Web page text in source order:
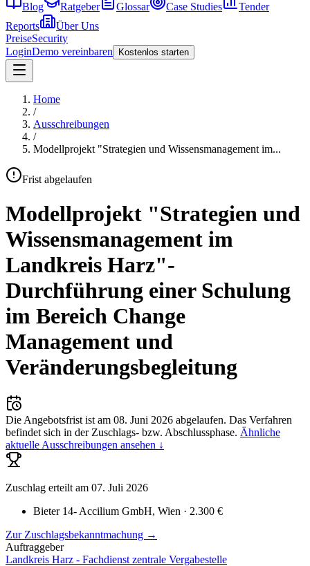
Blog Ratgeber Glossar Case Studies
Tender
Reports
Über Uns
PreiseSecurity
LoginDemo vereinbaren Kostenlos starten
Home
/
Ausschreibungen
/
Modellprojekt "Strategien und Wissensmanagement im...
Frist abgelaufen
Modellprojekt "Strategien und
Wissensmanagement im
Landkreis Harz"-
Durchführung einer Schulung
im Bereich Change
Management und
Veränderungsbegleitung
Die Angebotsfrist ist am 08. Juni 2026 abgelaufen. Das Verfahren
befindet sich in der Zuschlags- bzw. Abschlussphase. Ähnliche
aktuelle Ausschreibungen ansehen ↓
Zuschlag erteilt am 07. Juli 2026
Bieter 14- Accilium GmbH, Wien · 2.300 €
Zur Zuschlagsbekanntmachung →
Auftraggeber
Landkreis Harz - Fachdienst zentrale Vergabestelle